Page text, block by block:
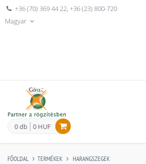
+36 (70) 369 44 22,+36 (23) 800-720
Magyar
0 db 0 HUF
FŐOLDAL TERMÉKEK HARANGSZEGEK